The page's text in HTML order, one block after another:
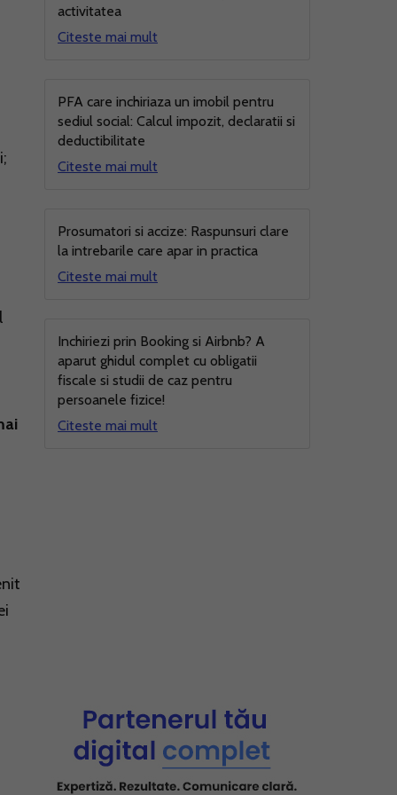
activitatea
Citeste mai mult
PFA care inchiriaza un imobil pentru
sediul social: Calcul impozit, declaratii si
deductibilitate
Citeste mai mult
Prosumatori si accize: Raspunsuri clare
la intrebarile care apar in practica
Citeste mai mult
Inchiriezi prin Booking si Airbnb? A
aparut ghidul complet cu obligatii
fiscale si studii de caz pentru
persoanele fizice!
Citeste mai mult